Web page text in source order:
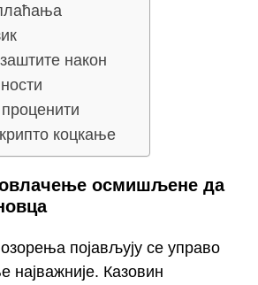
након
коцкање
осмишљене да
појављују се управо
најважније. Казовин